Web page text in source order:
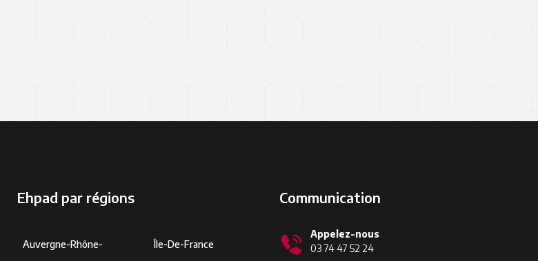
Ehpad par régions
Auvergne-Rhône- Île-De-France
Communication
Appelez-nous
03 74 47 52 24